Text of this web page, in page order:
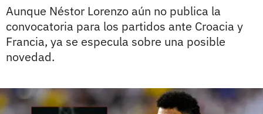
Aunque Néstor Lorenzo aún no publica la
convocatoria para los partidos ante Croacia y
Francia, ya se especula sobre una posible
novedad.